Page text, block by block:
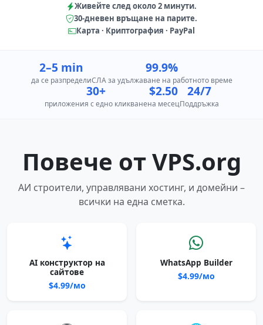
Живейте след около 2 минути.
30-дневен връщане на парите.
Карта · Криптография · PayPal
2–5 min
да се разпредели
99.9%
СЛА за удължаване на работното време
30+
приложения с едно кликване
$2.50
на месец
24/7
Поддръжка
Повече от VPS.org
АИ строители, управлявани хостинг, и домейни –
всички на една сметка.
AI конструктор на
сайтове
$4.99/мо
WhatsApp Builder
$4.99/мо